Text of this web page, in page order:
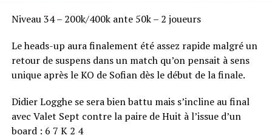
Niveau 34 – 200k/400k ante 50k – 2 joueurs
Le heads-up aura finalement été assez rapide malgré un
retour de suspens dans un match qu’on pensait à sens
unique après le KO de Sofian dès le début de la finale.
Didier Logghe se sera bien battu mais s’incline au final
avec Valet Sept contre la paire de Huit à l’issue d’un
board : 6 7 K 2 4